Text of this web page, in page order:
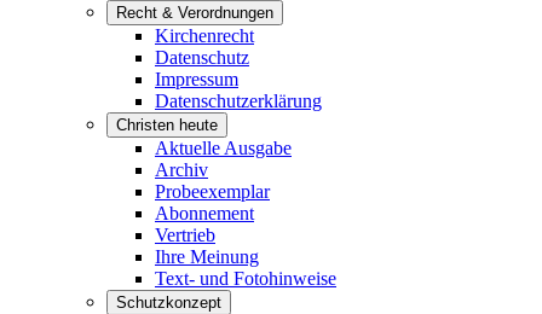
Recht & Verordnungen
Kirchenrecht
Datenschutz
Impressum
Datenschutzerklärung
Christen heute
Aktuelle Ausgabe
Archiv
Probeexemplar
Abonnement
Vertrieb
Ihre Meinung
Text- und Fotohinweise
Schutzkonzept